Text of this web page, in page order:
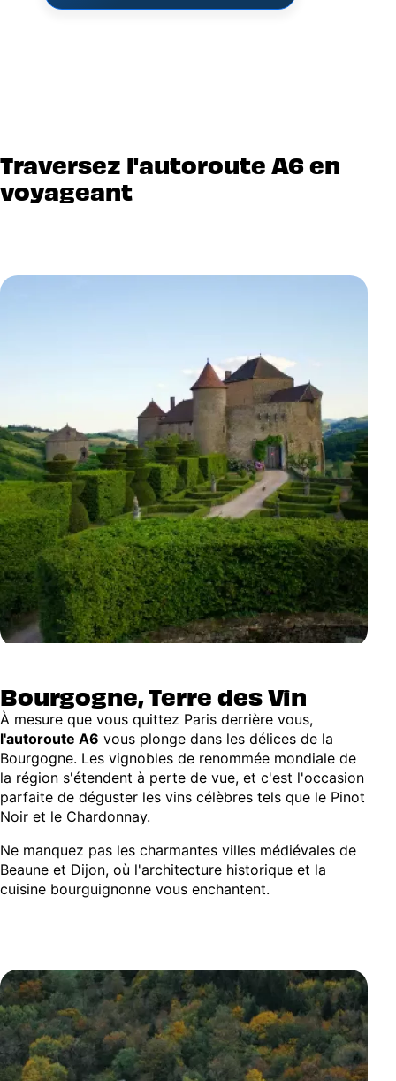
Traversez l'autoroute A6 en
voyageant
Bourgogne, Terre des Vin
À mesure que vous quittez Paris derrière vous,
l'autoroute A6 vous plonge dans les délices de la
Bourgogne. Les vignobles de renommée mondiale de
la région s'étendent à perte de vue, et c'est l'occasion
parfaite de déguster les vins célèbres tels que le Pinot
Noir et le Chardonnay.
Ne manquez pas les charmantes villes médiévales de
Beaune et Dijon, où l'architecture historique et la
cuisine bourguignonne vous enchantent.